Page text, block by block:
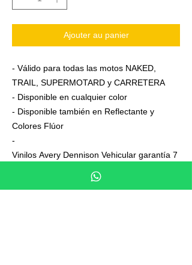
Ajouter au panier
- Válido para todas las motos NAKED,
TRAIL, SUPERMOTARD y CARRETERA
- Disponible en cualquier color
- Disponible también en Reflectante y
Colores Flúor
-
Vinilos Avery Dennison Vehicular garantía 7
- Junto a su pedido se adjuntan unas